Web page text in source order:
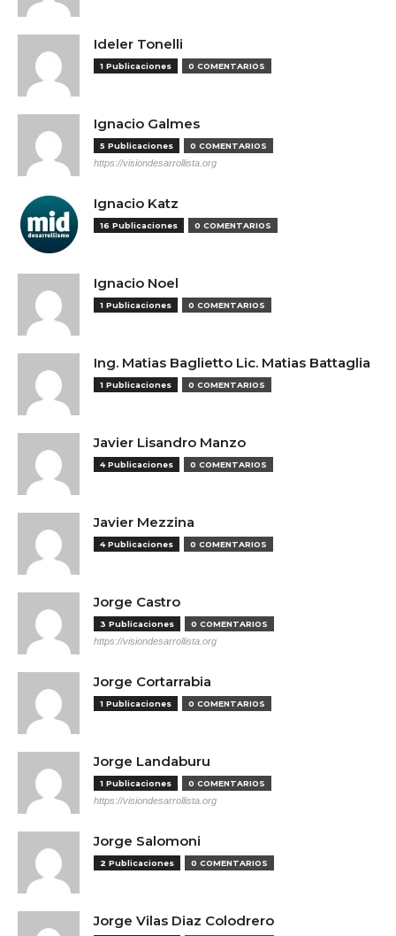
Ideler Tonelli
1 Publicaciones 0 COMENTARIOS
Ignacio Galmes
5 Publicaciones 0 COMENTARIOS
https://visiondesarrollista.org
Ignacio Katz
16 Publicaciones 0 COMENTARIOS
Ignacio Noel
1 Publicaciones 0 COMENTARIOS
Ing. Matias Baglietto Lic. Matias Battaglia
1 Publicaciones 0 COMENTARIOS
Javier Lisandro Manzo
4 Publicaciones 0 COMENTARIOS
Javier Mezzina
4 Publicaciones 0 COMENTARIOS
Jorge Castro
3 Publicaciones 0 COMENTARIOS
https://visiondesarrollista.org
Jorge Cortarrabia
1 Publicaciones 0 COMENTARIOS
Jorge Landaburu
1 Publicaciones 0 COMENTARIOS
https://visiondesarrollista.org
Jorge Salomoni
2 Publicaciones 0 COMENTARIOS
Jorge Vilas Diaz Colodrero